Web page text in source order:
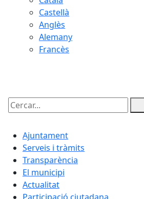
Castellà
Anglès
Alemany
Francès
Cercar:
Ajuntament
Serveis i tràmits
Transparència
El municipi
Actualitat